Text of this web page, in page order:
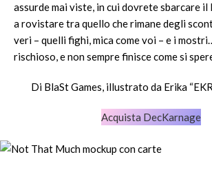
assurde mai viste, in cui dovrete sbarcare il
a rovistare tra quello che rimane degli
veri – quelli fighi, mica come voi – e i
rischioso, e non sempre finisce come si
Di BlaSt Games, illustrato da Erika
Acquista DecKarnage